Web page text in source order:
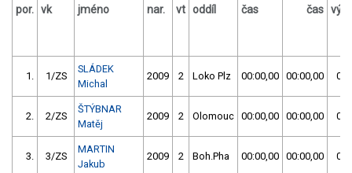
por. vk jméno nar. vt oddíl čas čas
1. 1/ZS
SLÁDEK
Michal
2009 2 Loko Plz 00:00,00 00:00,00
2. 2/ZS
ŠTÝBNAR
Matěj
2009 2 Olomouc 00:00,00 00:00,00
3. 3/ZS
MARTIN
Jakub
2009 2 Boh.Pha 00:00,00 00:00,00